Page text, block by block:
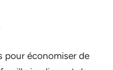
pour économiser de